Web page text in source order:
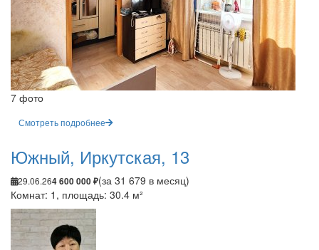
7 фото
Смотреть подробнее
Южный, Иркутская, 13
29.06.264 600 000 ₽(за 31 679 в месяц)
Комнат: 1, площадь: 30.4 м²